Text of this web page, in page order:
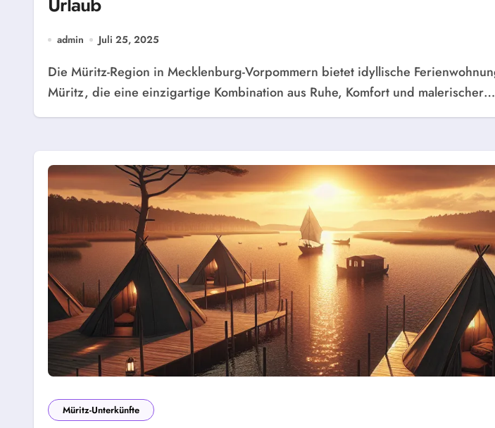
admin Juli 25, 2025
Die Müritz-Region in Mecklenburg-Vorpommern bietet idyllische Ferienwohnungen am Ufer der
Müritz, die eine einzigartige Kombination aus Ruhe, Komfort und malerischer…
Müritz-Unterkünfte